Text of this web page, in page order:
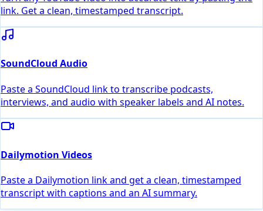
link. Get a clean, timestamped transcript.
SoundCloud Audio
Paste a SoundCloud link to transcribe podcasts,
interviews, and audio with speaker labels and AI notes.
Dailymotion Videos
Paste a Dailymotion link and get a clean, timestamped
transcript with captions and an AI summary.